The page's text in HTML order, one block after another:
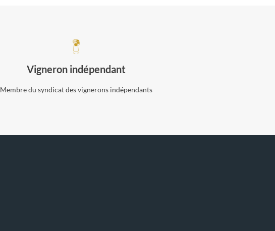
Vigneron indépendant
Membre du syndicat des vignerons indépendants